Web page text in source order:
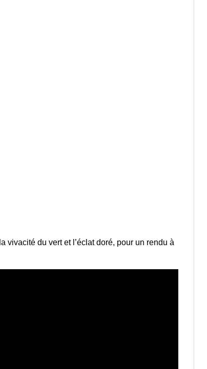
vivacité du vert et l’éclat doré, pour un rendu à